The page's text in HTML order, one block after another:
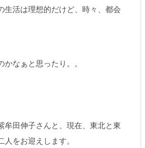
生活は理想的だけど、時々、都会
なぁと思ったり。。
田伸子さんと、現在、東北と東
をお迎えします。